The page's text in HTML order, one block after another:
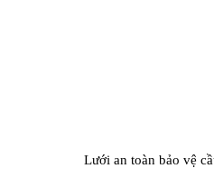
Lưới an toàn bảo vệ